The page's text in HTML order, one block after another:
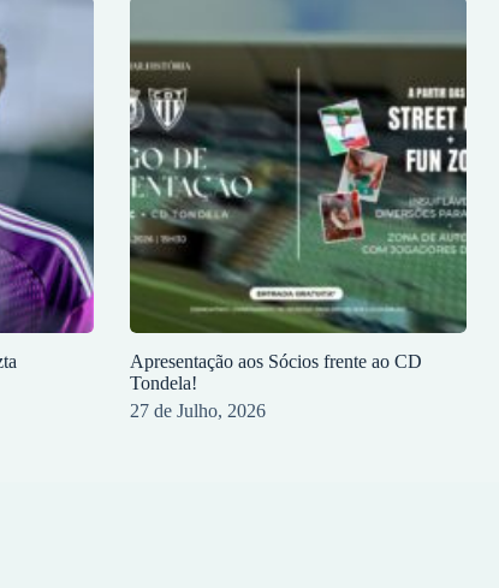
Apresentação aos Sócios frente ao CD
Tondela!
27 de Julho, 2026